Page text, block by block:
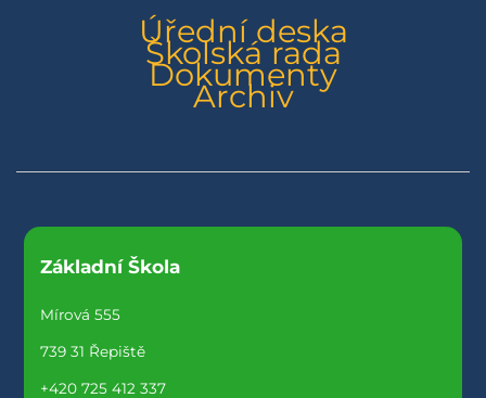
Úřední deska
Školská rada
Dokumenty
Archiv
Základní Škola
Mírová 555
739 31 Řepiště
+420 725 412 337